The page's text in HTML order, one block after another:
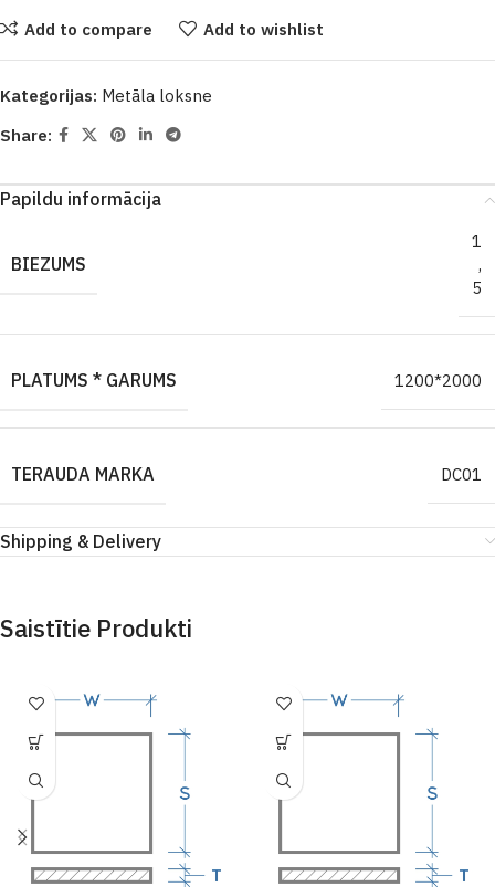
Add to compare Add to wishlist
Kategorijas: Metāla loksne
Share:
Papildu informācija
BIEZUMS
1
,
5
PLATUMS * GARUMS 1200*2000
TERAUDA MARKA DC01
Shipping & Delivery
Saistītie Produkti